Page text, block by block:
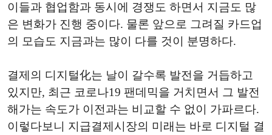
이들과 협업함과 동시에 경쟁도 하면서 지금도 많
은 변화가 진행 중이다. 물론 앞으로 그려질 카드업
의 모습도 지금과는 많이 다를 것이 분명하다.
결제의 디지털化는 날이 갈수록 발전을 거듭하고
있지만, 최근 코로나19 팬데믹을 거치면서 그 발전
해가는 속도가 이전과는 비교할 수 없이 가파르다.
이렇다보니 지급결제시장의 미래는 바로 디지털 결